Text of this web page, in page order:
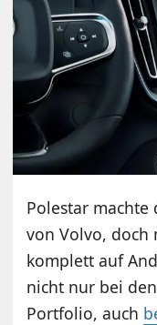
Polestar machte
von Volvo, doch
komplett auf
nicht nur bei
Portfolio, auch